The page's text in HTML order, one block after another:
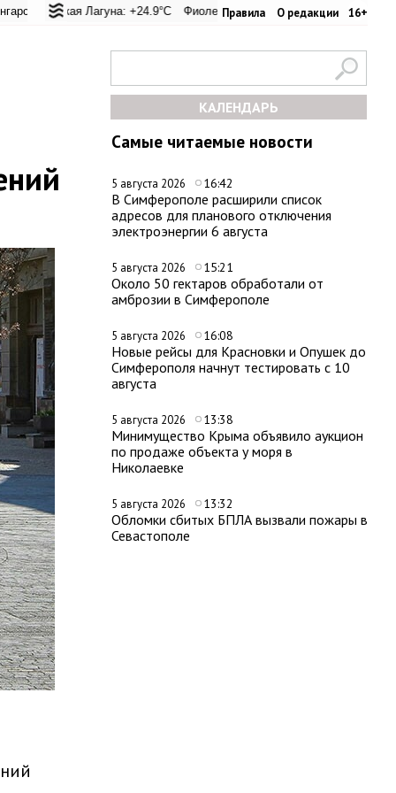
Правила О редакции 16+
Лагуна: +24.9°C Фиолент: +25.6°C Казачья бухта: +25.4°C
+20.8°C Евпатория: +22.1°C Керчь: +28°C Никитский сад:
КАЛЕНДАРЬ
Самые читаемые новости
5 августа 2026 16:42
В Симферополе расширили список
адресов для планового отключения
электроэнергии 6 августа
5 августа 2026 15:21
Около 50 гектаров обработали от
амброзии в Симферополе
5 августа 2026 16:08
Новые рейсы для Красновки и Опушек до
Симферополя начнут тестировать с 10
августа
5 августа 2026 13:38
Минимущество Крыма объявило аукцион
по продаже объекта у моря в
Николаевке
5 августа 2026 13:32
Обломки сбитых БПЛА вызвали пожары в
Севастополе